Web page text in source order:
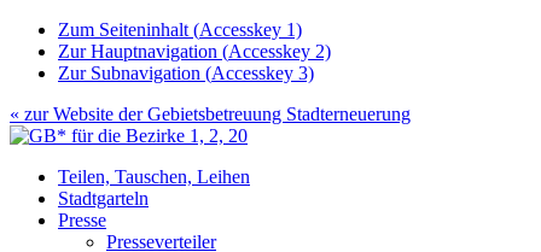
Zum Seiteninhalt (Accesskey 1)
Zur Hauptnavigation (Accesskey 2)
Zur Subnavigation (Accesskey 3)
« zur Website derGebietsbetreuung Stadterneuerung
Teilen, Tauschen, Leihen
Stadtgarteln
Presse
Presseverteiler